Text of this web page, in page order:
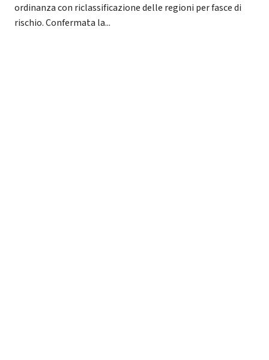
ordinanza con riclassificazione delle regioni per fasce di
rischio. Confermata la...